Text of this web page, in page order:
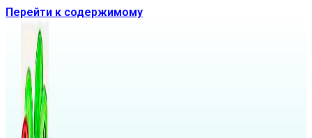
Перейти к содержимому